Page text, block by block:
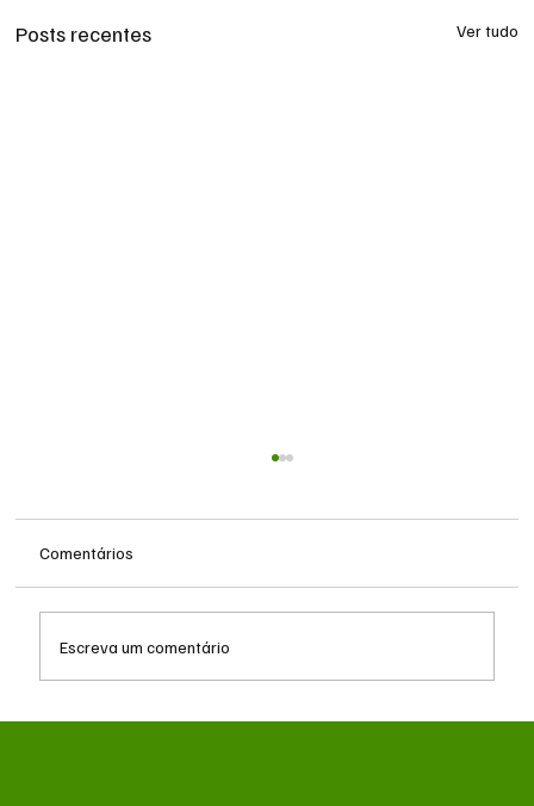
Posts recentes Ver tudo
Comentários
Escreva um comentário